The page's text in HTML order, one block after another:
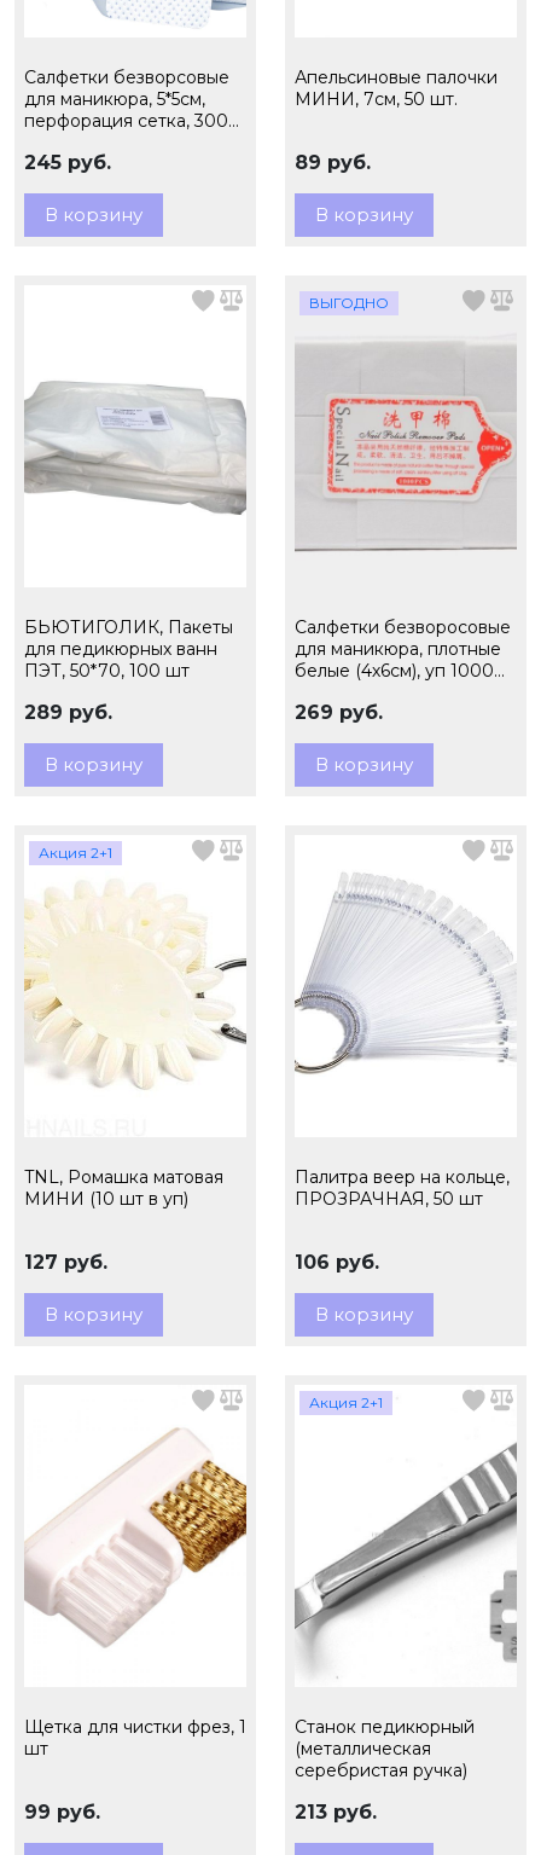
Салфетки безворсовые
для маникюра, 5*5см,
перфорация сетка, 300
245 руб.
В корзину
Апельсиновые палочки
МИНИ, 7см, 50 шт.
89 руб.
В корзину
БЬЮТИГОЛИК, Пакеты
для педикюрных ванн
ПЭТ, 50*70, 100 шт
289 руб.
В корзину
ВЫГОДНО
Салфетки безворосовые
для маникюра, плотные
белые (4х6см), уп 1000
269 руб.
В корзину
Акция 2+1
TNL, Ромашка матовая
МИНИ (10 шт в уп)
127 руб.
В корзину
Палитра веер на кольце,
ПРОЗРАЧНАЯ, 50 шт
106 руб.
В корзину
Щетка для чистки фрез, 1
шт
99 руб.
Акция 2+1
Станок педикюрный
(металлическая
серебристая ручка)
213 руб.